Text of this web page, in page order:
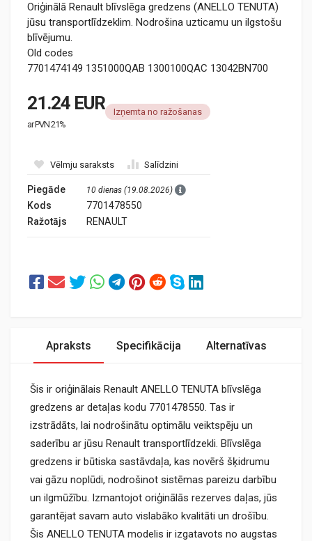
Oriģinālā Renault blīvslēga gredzens (ANELLO TENUTA)
jūsu transportlīdzeklim. Nodrošina uzticamu un ilgstošu
blīvējumu.
Old codes
7701474149 1351000QAB 1300100QAC 13042BN700
21.24 EUR
ar PVN 21%
Izņemta no ražošanas
Vēlmju saraksts Salīdzini
Piegāde 10 dienas (19.08.2026)
Kods
7701478550
Ražotājs
RENAULT
Apraksts Specifikācija Alternatīvas
Šis ir oriģinālais Renault ANELLO TENUTA blīvslēga
gredzens ar detaļas kodu 7701478550. Tas ir
izstrādāts, lai nodrošinātu optimālu veiktspēju un
saderību ar jūsu Renault transportlīdzekli. Blīvslēga
gredzens ir būtiska sastāvdaļa, kas novērš šķidrumu
vai gāzu noplūdi, nodrošinot sistēmas pareizu darbību
un ilgmūžību. Izmantojot oriģinālās rezerves daļas, jūs
garantējat savam auto vislabāko kvalitāti un drošību.
Šis ANELLO TENUTA modelis ir izgatavots no augstas